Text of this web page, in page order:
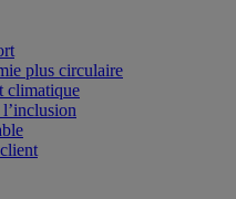
plus circulaire
climatique